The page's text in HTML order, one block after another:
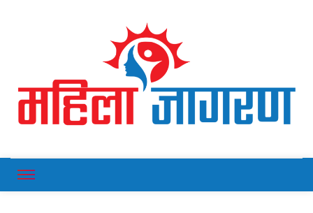
Mahilajagaran